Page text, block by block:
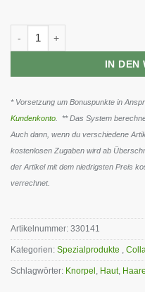
BioTech Collagen &
IN DEN
* Vorsetzung um Bonuspunkte in
Kundenkonto . ** Das System
Auch dann, wenn du verschiedene
kostenlosen Zugaben wird ab
der Artikel mit dem niedrigsten Preis
verrechnet.
Artikelnummer: 330141
Kategorien: Spezialprodukte ,
Schlagwörter: Knorpel , Haut, Haare